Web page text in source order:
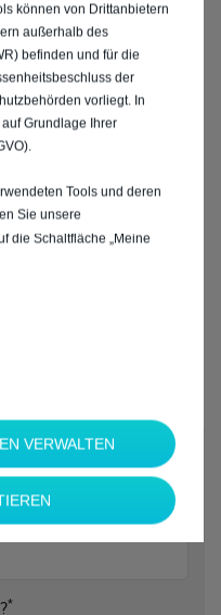
*
können von Drittanbietern
außerhalb des
befinden und für die
der
vorliegt. In
Grundlage Ihrer
Tools und deren
Sie unsere
die Schaltfläche „Meine
VERWALTEN